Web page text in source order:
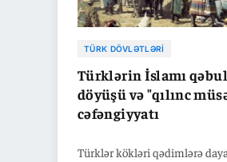
TÜRK DÖVLƏTLƏRI
Türklərin İslamı
döyüşü və "qılınc
cəfəngiyyatı
Türklər kökləri qədimlərə